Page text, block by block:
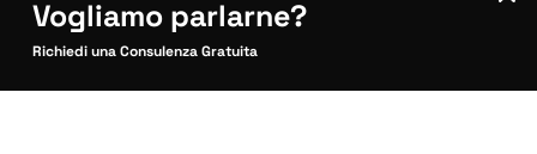
SITOCERTO®
Questo sito è attendibile
Accetta Impostazioni
Vogliamo parlarne?
Richiedi una Consulenza Gratuita